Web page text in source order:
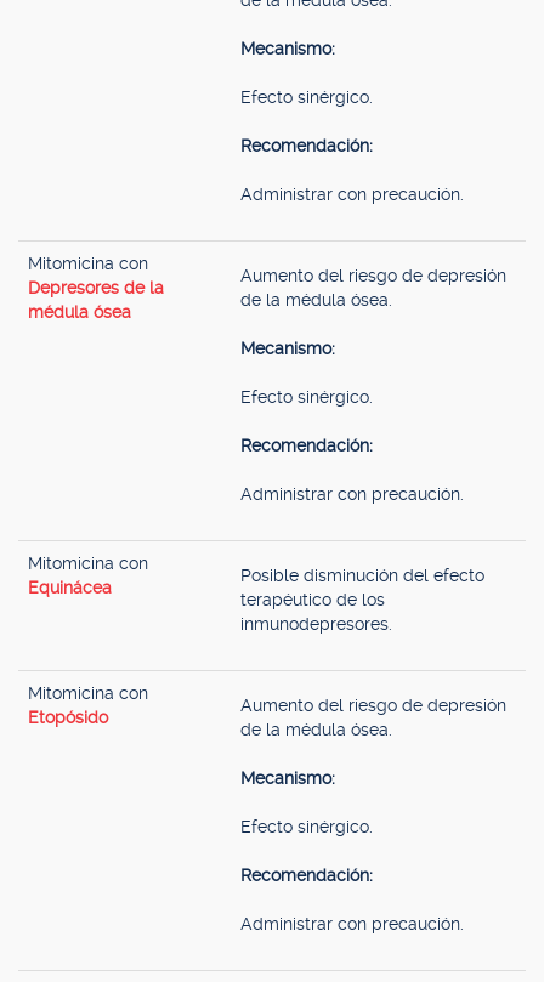
Mecanismo:
Efecto sinérgico.
Recomendación:
Administrar con precaución.
Mitomicina con
Depresores de la
médula ósea
Aumento del riesgo de depresión
de la médula ósea.
Mecanismo:
Efecto sinérgico.
Recomendación:
Administrar con precaución.
Mitomicina con
Equinácea
Posible disminución del efecto
terapéutico de los
inmunodepresores.
Mitomicina con
Etopósido
Aumento del riesgo de depresión
de la médula ósea.
Mecanismo:
Efecto sinérgico.
Recomendación:
Administrar con precaución.